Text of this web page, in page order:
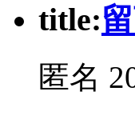
title:
匿名